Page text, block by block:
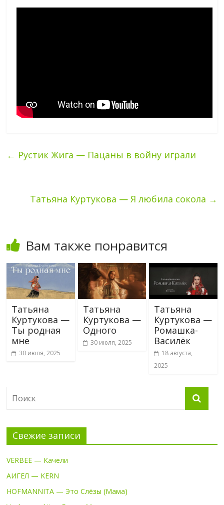
← Рустик Жига — Пацаны в войну играли
Татьяна Куртукова — Я любила сокола →
Вам также понравится
Татьяна
Куртукова —
Ты родная
мне
30 июля, 2025
Татьяна
Куртукова —
Одного
30 июля, 2025
Татьяна
Куртукова —
Ромашка-
Василёк
18 августа,
2025
Свежие записи
VERBEE — Качели
АИГЕЛ — KERN
HOFMANNITA — Это Слёзы (Мама)